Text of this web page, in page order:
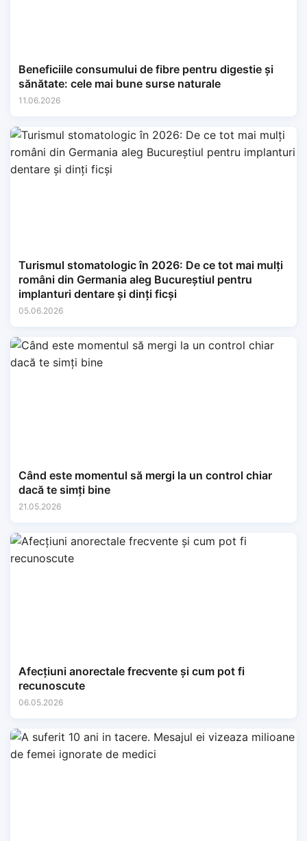
Beneficiile consumului de fibre pentru digestie și
sănătate: cele mai bune surse naturale
11.06.2026
Turismul stomatologic în 2026: De ce tot mai mulți
români din Germania aleg Bucureștiul pentru
implanturi dentare și dinți ficși
05.06.2026
Când este momentul să mergi la un control chiar
dacă te simți bine
21.05.2026
Afecțiuni anorectale frecvente și cum pot fi
recunoscute
06.05.2026